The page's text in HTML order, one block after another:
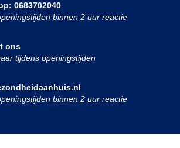
0683702040
binnen 2 uur reactie
ons
tijdens openingstijden
binnen 2 uur reactie